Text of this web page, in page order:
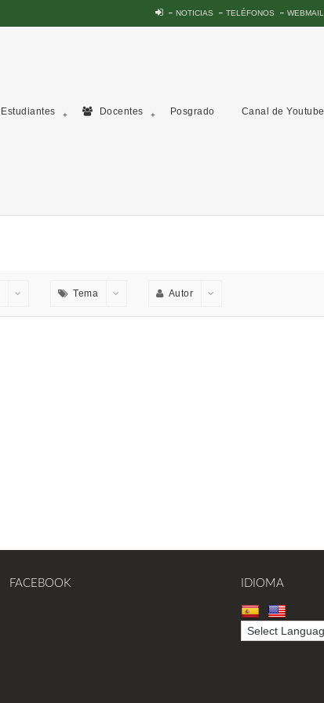
NOTICIAS TELÉFONOS WEBMAIL
Estudiantes Docentes Posgrado Canal de Youtube
Tema Autor
FACEBOOK IDIOMA